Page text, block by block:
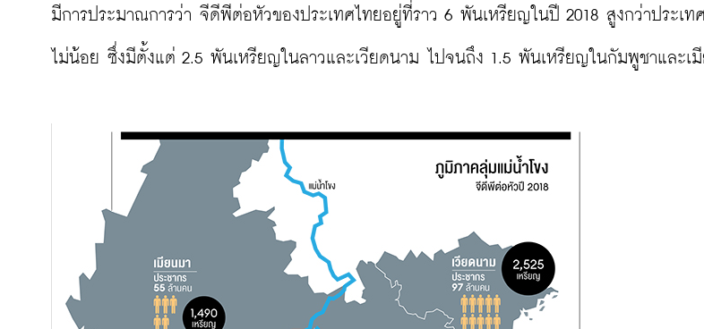
มีการประมาณการว่า จีดีพีต่อหัวของประเทศไทยอยู่ที่ราว 6 พันเหรียญในปี 2018 สูงกว่าประเ
ไม่น้อย ซึ่งมีตั้งแต่ 2.5 พันเหรียญในลาวและเวียดนาม ไปจนถึง 1.5 พันเหรียญในกัมพูชาและเ